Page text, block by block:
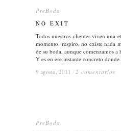
PreBoda
NO EXIT
Todos nuestros clientes viven una
momento, respiro, no existe nada
de su boda, aunque comenzamos
Y es en ese instante concreto
9 agosto, 2011 / 2 comentarios
PreBoda
NO EXIT
9 agosto, 2011 / 2 comentarios
PreBoda
PreBoda